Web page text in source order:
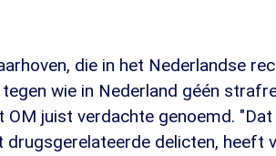
die in het Nederlandse
wie in Nederland géén
OM juist verdachte genoemd.
delicten, heeft